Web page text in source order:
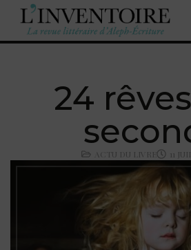
24
ACTU DU LIVRE 11